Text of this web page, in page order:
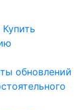
Купить
обновлений